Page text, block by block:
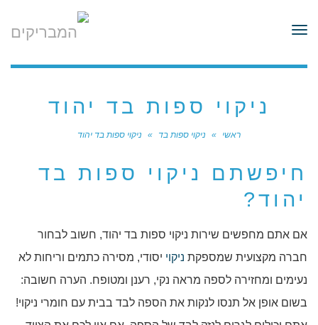
תפריט
ניקוי ספות בד יהוד
ראשי » ניקוי ספות בד » ניקוי ספות בד יהוד
חיפשתם ניקוי ספות בד
יהוד?
אם אתם מחפשים שירות ניקוי ספות בד יהוד, חשוב לבחור
חברה מקצועית שמספקת ניקוי יסודי, מסירה כתמים וריחות לא
נעימים ומחזירה לספה מראה נקי, רענן ומטופח. הערה חשובה:
בשום אופן אל תנסו לנקות את הספה לבד בבית עם חומרי ניקוי!